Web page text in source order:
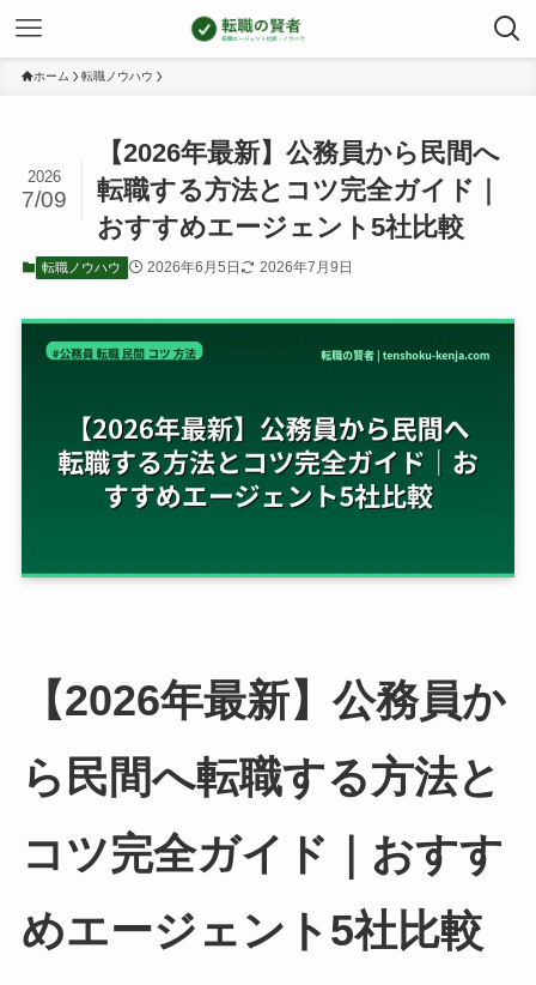
ホーム 転職ノウハウ
【2026年最新】公務員から民間へ
転職する方法とコツ完全ガイド｜
おすすめエージェント5社比較
2026
7/09
転職ノウハウ 2026年6月5日 2026年7月9日
【2026年最新】公務員か
ら民間へ転職する方法と
コツ完全ガイド｜おすす
めエージェント5社比較